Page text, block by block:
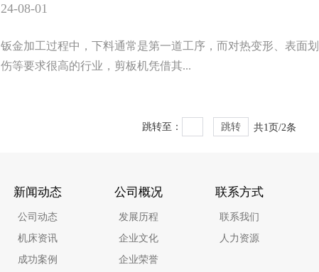
24-08-01
钣金加工过程中，下料通常是第一道工序，而对热变形、表面划
伤等要求很高的行业，剪板机凭借其...
共1页/2条
跳转至： 跳转
新闻动态
公司动态
机床资讯
成功案例
公司概况
发展历程
企业文化
企业荣誉
联系方式
联系我们
人力资源